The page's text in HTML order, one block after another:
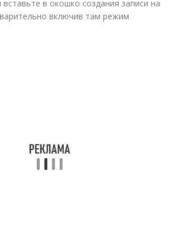
вставьте в окошко создания записи на
включив там режим